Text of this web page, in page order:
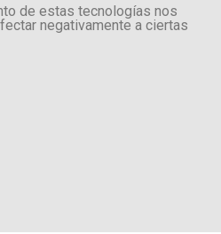
de estas tecnologías nos
negativamente a ciertas